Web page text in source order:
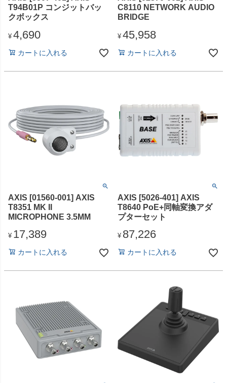
T94B01P コンジットバッ
クボックス
¥ 4,690
カートに入れる
C8110 NETWORK AUDIO
BRIDGE
¥ 45,958
カートに入れる
AXIS [01560-001] AXIS
T8351 MK II
MICROPHONE 3.5MM
¥ 17,389
カートに入れる
AXIS [5026-401] AXIS
T8640 PoE+同軸変換アダ
プターセット
¥ 87,226
カートに入れる